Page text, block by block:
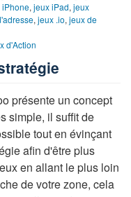
iPhone, jeux iPad, jeux
, jeux .io, jeux de
d'Action
présente un concept
simple, il suffit de
tout en évinçant
afin d'être plus
en allant le plus loin
de votre zone, cela